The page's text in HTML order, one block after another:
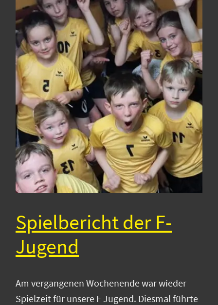
Spielbericht der F-
Jugend
Am vergangenen Wochenende war wieder
Spielzeit für unsere F Jugend. Diesmal führte